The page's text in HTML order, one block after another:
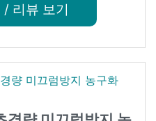
리뷰 보기